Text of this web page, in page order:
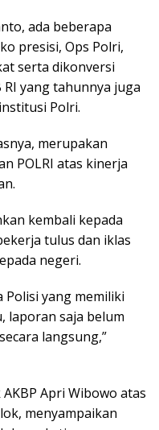
ada beberapa
presisi, Ops Polri,
serta dikonversi
yang tahunnya juga
Polri.
merupakan
POLRI atas kinerja
kembali kepada
tulus dan iklas
negeri.
Polisi yang memiliki
laporan saja belum
langsung,”
Apri Wibowo atas
menyampaikan